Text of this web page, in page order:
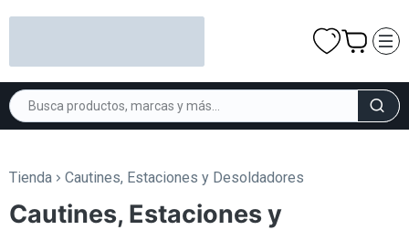
Tienda Cautines, Estaciones y Desoldadores
Cautines, Estaciones y